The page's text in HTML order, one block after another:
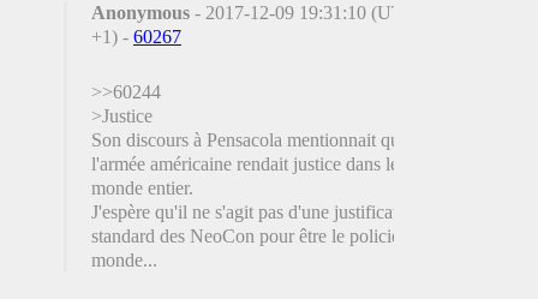
Anonymous - 2017-12-09 19:31:10 (UTC
+1) - 60267
>>60244
>Justice
Son discours à Pensacola mentionnait que
l'armée américaine rendait justice dans le
monde entier.
J'espère qu'il ne s'agit pas d'une justification
standard des NeoCon pour être le policier du
monde...